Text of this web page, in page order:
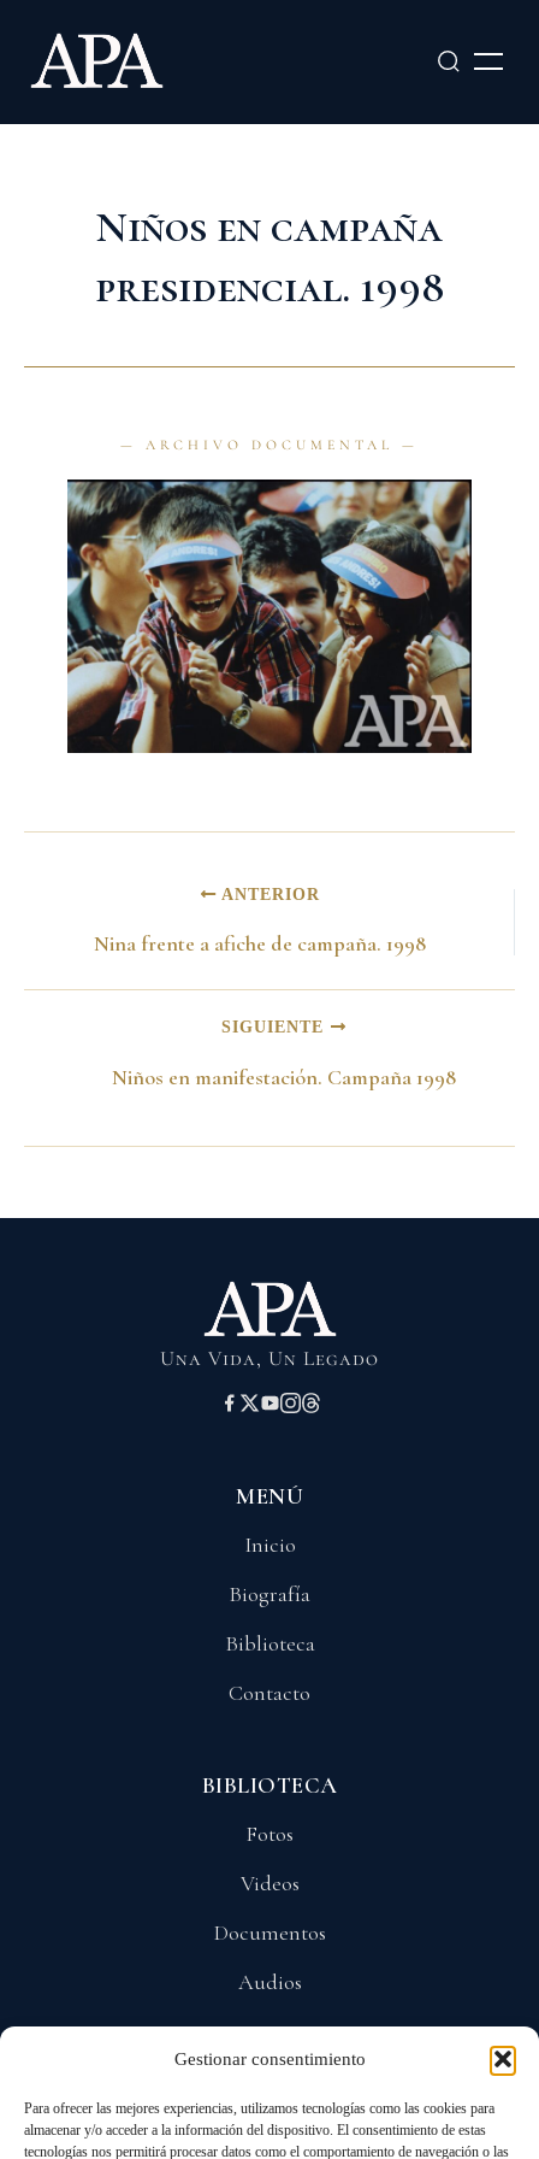
Gestionar consentimiento
Para ofrecer las mejores experiencias, utilizamos tecnologías como las cookies para
almacenar y/o acceder a la información del dispositivo. El consentimiento de estas
tecnologías nos permitirá procesar datos como el comportamiento de navegación o las
contenido
Niños en campaña
presidencial. 1998
ANTERIOR
Nina frente a afiche de campaña. 1998
SIGUIENTE
Niños en manifestación. Campaña 1998
Una Vida, Un Legado
MENÚ
Inicio
Biografía
Biblioteca
Contacto
BIBLIOTECA
Fotos
Videos
Documentos
Audios
Privacidad